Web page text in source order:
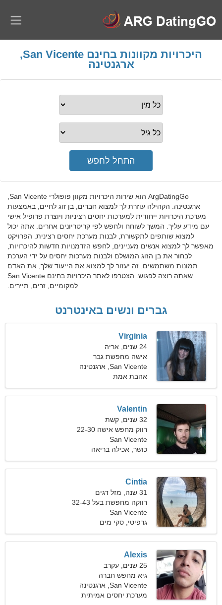
היכרויות מקוונות בחינם San Vicente,
ארגנטינה
ארגנטינה. הקהילה עוזרת לך למצוא חברים, בן זוג לחיים, באמצעות
מערכת היכרויות ייחודית למערכות יחסים רציניות ויוצרת פרופיל אישי
עם מידע עליך. המשך לשוחח ולחפש לפי קריטריונים אחרים. אתה יכול
למצוא שותפים לתקשורת, לבנות מערכת יחסים רצינית. הפרויקט
מאפשר לך למצוא אנשים מעניינים, לחפש הזדמנויות חדשות להיכרויות,
לבחור את בן הזוג המושלם ולבנות מערכות יחסים על ידי הערכת
תמונות משתמשים. זה יעזור לך למצוא את הייעוד שלך, את האדם
שאתה רוצה לפגוש. הצטרפו לאתר היכרויות בחינם San Vicente
למקומיים, זרים, תיירים.
גברים ונשים באינטרנט
Virginia
24 שנים, אריה
אישה מחפשת גבר
San Vicente, ארגנטינה
אהבת אמת
Valentin
32 שנים, קשת
רווק מחפש אישה 22-30
San Vicente
כושר, אכילה בריאה
Cintia
31 שנה, מזל דגים
רווקה מחפשת בעל 32-43
San Vicente
גרפיטי, סקי מים
Alexis
25 שנים, עקרב
גיא מחפש חברה
San Vicente, ארגנטינה
מערכת יחסים אמיתית